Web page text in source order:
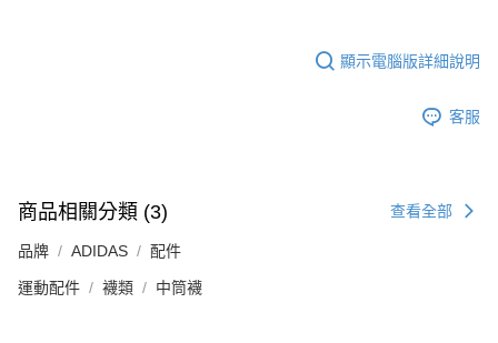
顯示電腦版詳細說明
客服
商品相關分類 (3) 查看全部
品牌 ADIDAS 配件
運動配件 襪類 中筒襪